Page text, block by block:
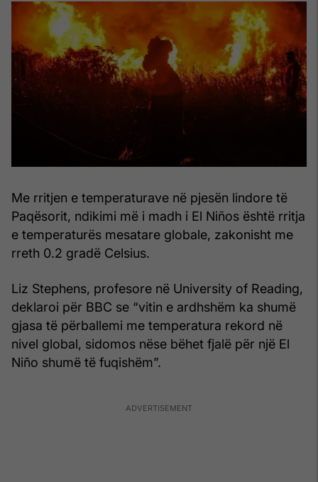
Me rritjen e temperaturave në pjesën lindore të
Paqësorit, ndikimi më i madh i El Niños është rritja
e temperaturës mesatare globale, zakonisht me
rreth 0.2 gradë Celsius.
Liz Stephens, profesore në University of Reading,
deklaroi për BBC se “vitin e ardhshëm ka shumë
gjasa të përballemi me temperatura rekord në
nivel global, sidomos nëse bëhet fjalë për një El
Niño shumë të fuqishëm”.